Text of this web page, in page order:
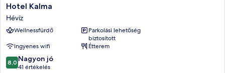
Hotel
Kalma
Hévíz
Hotel Kalma
Hévíz
Wellnessfürdő
Parkolási lehetőség
biztosított
Ingyenes wifi
Étterem
8.0
ennyiből:
8,0 Nagyon jó
41 értékelés